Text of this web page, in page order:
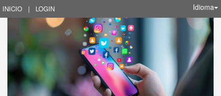
INICIO | LOGIN Idioma